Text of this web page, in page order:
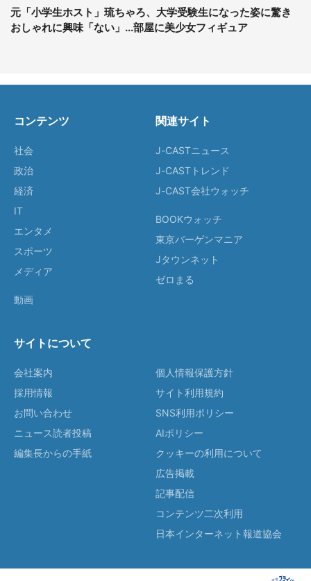
元「小学生ホスト」琉ちゃろ、大学受験生になった姿に驚き
おしゃれに興味「ない」...部屋に美少女フィギュア
コンテンツ
社会
政治
経済
IT
エンタメ
スポーツ
メディア
動画
関連サイト
J-CASTニュース
J-CASTトレンド
J-CAST会社ウォッチ
BOOKウォッチ
東京バーゲンマニア
Jタウンネット
ゼロまる
サイトについて
会社案内
採用情報
お問い合わせ
ニュース読者投稿
編集長からの手紙
個人情報保護方針
サイト利用規約
SNS利用ポリシー
AIポリシー
クッキーの利用について
広告掲載
記事配信
コンテンツ二次利用
日本インターネット報道協会